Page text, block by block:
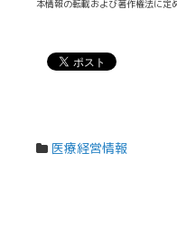
本情報の転載および著作権法に定
医療経営情報